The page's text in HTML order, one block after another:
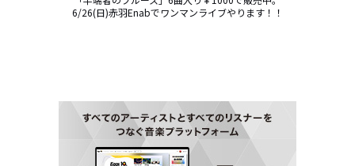
6/26(日)赤羽Enabでワンマンライブやります！！